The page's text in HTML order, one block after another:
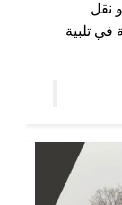
نقل
في تلبية